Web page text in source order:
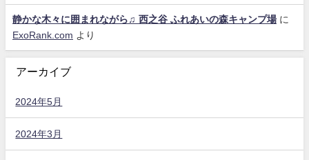
静かな木々に囲まれながら♫ 西之谷 ふれあいの森キャンプ場に
ExoRank.com より
アーカイブ
2024年5月
2024年3月